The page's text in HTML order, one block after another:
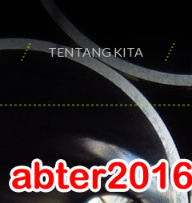
TENTANG KITA